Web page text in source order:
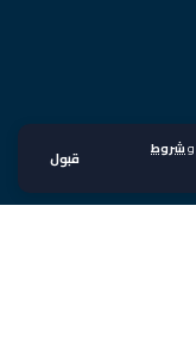
وشروط
قبول